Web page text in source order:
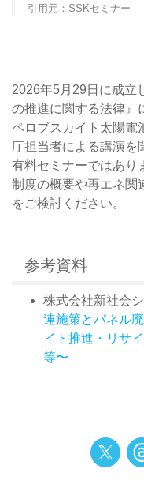
引用元：SSKセミナー
2026年5月29日に成立
の推進に関する法律』
ペロブスカイト太陽電
庁担当者による講演を
有料セミナーではあり
制度の概要や再エネ関
をご検討ください。
参考資料
株式会社新社会
連施策とパネル
イト推進・リサ
等〜